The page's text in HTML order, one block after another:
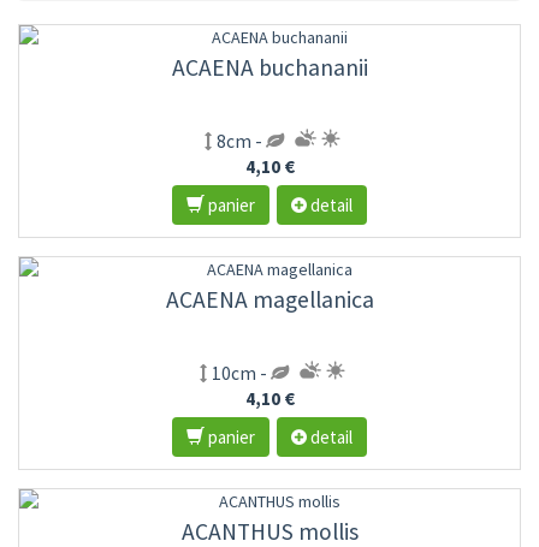
ACAENA buchananii
8cm -
4,10 €
panier
detail
ACAENA magellanica
10cm -
4,10 €
panier
detail
ACANTHUS mollis